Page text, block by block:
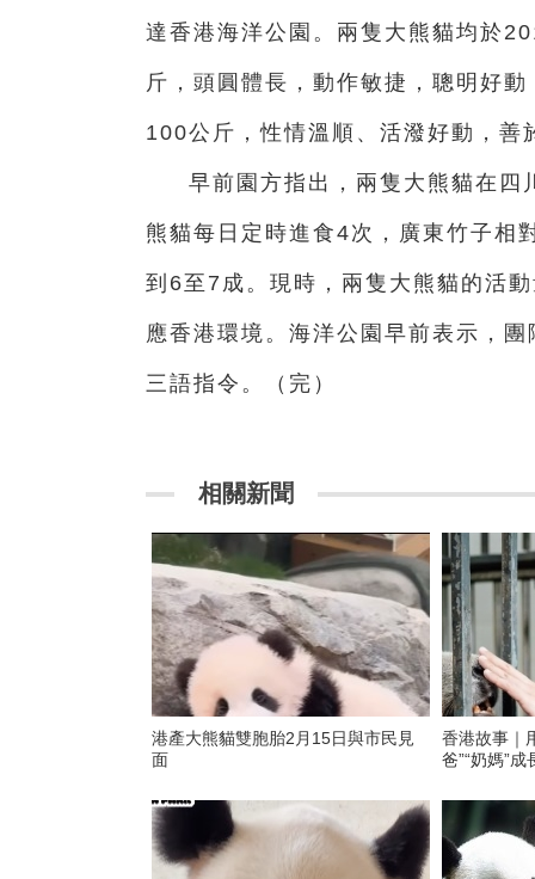
達香港海洋公園。兩隻大熊貓均於
斤，頭圓體長，動作敏捷，聰明好
100公斤，性情溫順、活潑好動，善
早前園方指出，兩隻大熊貓在四
熊貓每日定時進食4次，廣東竹子相
到6至7成。現時，兩隻大熊貓的活
應香港環境。海洋公園早前表示，
三語指令。 （完）
相關新聞
港產大熊貓雙胞胎2月15日與市民見
面
香港故事｜
爸”“奶媽”成